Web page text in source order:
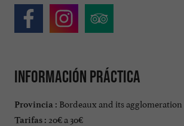
Información práctica
Provincia : Bordeaux and its agglomeration
Tarifas : 20€ a 30€